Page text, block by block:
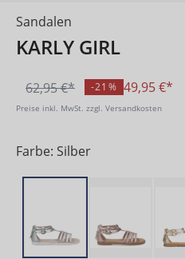
Sandalen
KARLY GIRL
49,95 €*
62,95 €* -21%
Preise inkl. MwSt. zzgl. Versandkosten
Farbe: Silber